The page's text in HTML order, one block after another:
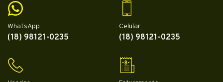
WhatsApp
(18) 98121-0235
Celular
(18) 98121-0235